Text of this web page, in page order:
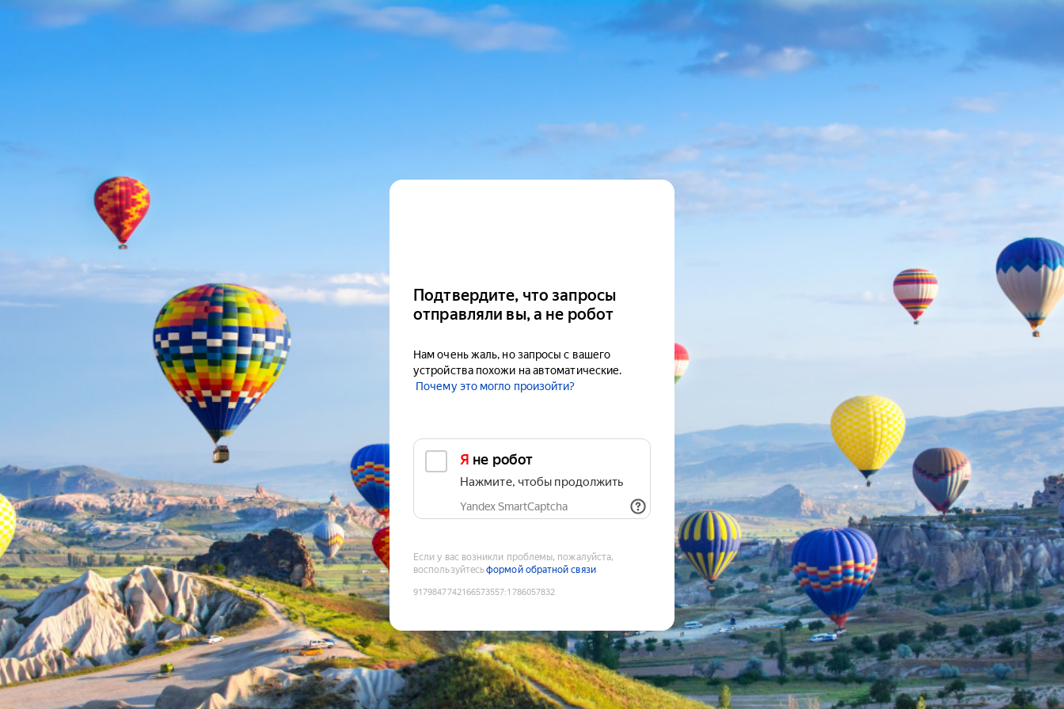
Подтвердите, что запросы
отправляли вы, а не робот
Нам очень жаль, но запросы с вашего
устройства похожи на автоматические.
Почему это могло произойти?
Я не робот
Нажмите, чтобы продолжить
Yandex SmartCaptcha
Если у вас возникли проблемы, пожалуйста,
воспользуйтесьформой обратной связи
9179847742166573557:1786057832